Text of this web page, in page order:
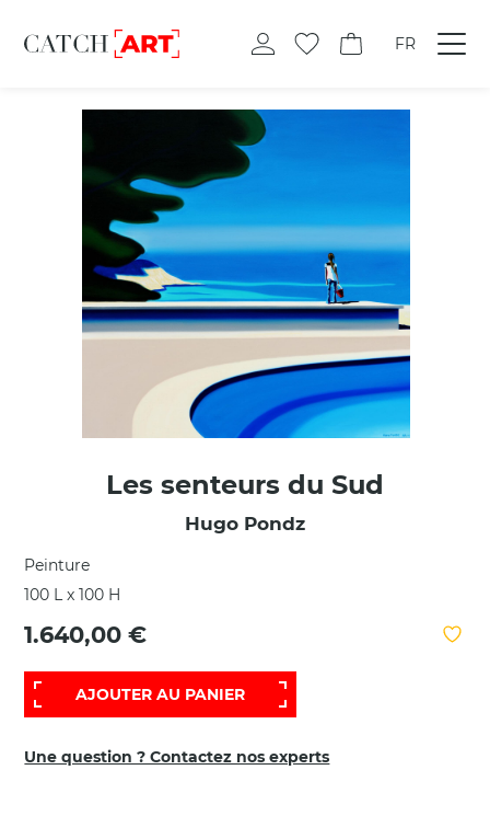
FR
Les senteurs du Sud
Hugo Pondz
Peinture
100 L x 100 H
1.640,00 €
AJOUTER AU PANIER
Une question ? Contactez nos experts